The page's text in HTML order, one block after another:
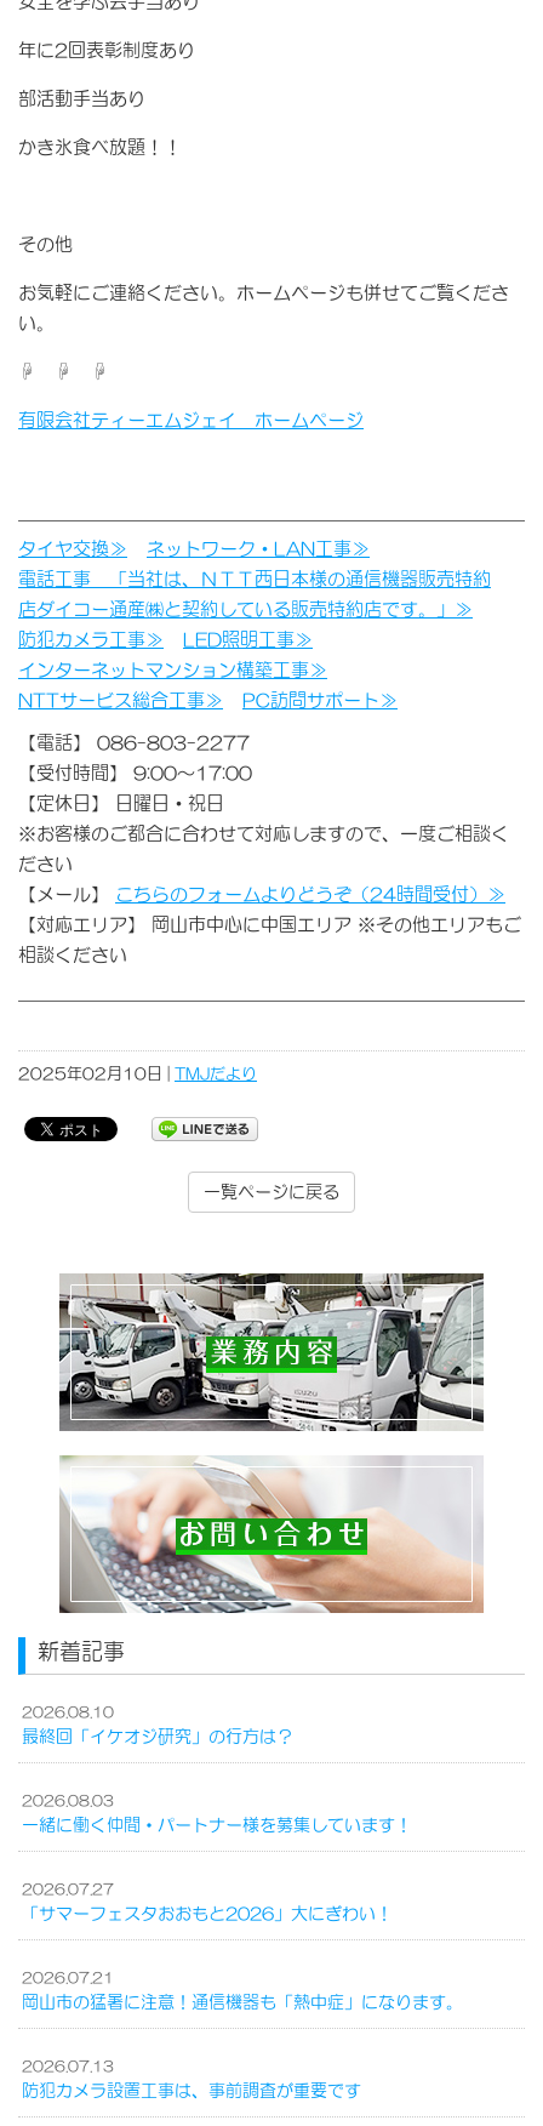
年に2回表彰制度あり
部活動手当あり
かき氷食べ放題！！
その他
お気軽にご連絡ください。ホームページも併せてご覧くださ
い。
☟ ☟ ☟
有限会社ティーエムジェイ ホームページ
タイヤ交換≫
ネットワーク・LAN工事≫
電話工事 「当社は、ＮＴＴ西日本様の通信機器販売特約
店ダイコー通産㈱と契約している販売特約店です。」≫
防犯カメラ工事≫
LED照明工事≫
インターネットマンション構築工事≫
NTTサービス総合工事≫
PC訪問サポート≫
【電話】 086-803-2277
【受付時間】 9:00～17:00
【定休日】 日曜日・祝日
※お客様のご都合に合わせて対応しますので、一度ご相談く
ださい
【メール】
こちらのフォームよりどうぞ（24時間受付）≫
【対応エリア】 岡山市中心に中国エリア ※その他エリアもご
相談ください
2025年02月10日 | TMJだより
一覧ページに戻る
新着記事
2026.08.10
最終回「イケオジ研究」の行方は？
2026.08.03
一緒に働く仲間・パートナー様を募集しています！
2026.07.27
「サマーフェスタおおもと2026」大にぎわい！
2026.07.21
岡山市の猛暑に注意！通信機器も「熱中症」になります。
2026.07.13
防犯カメラ設置工事は、事前調査が重要です